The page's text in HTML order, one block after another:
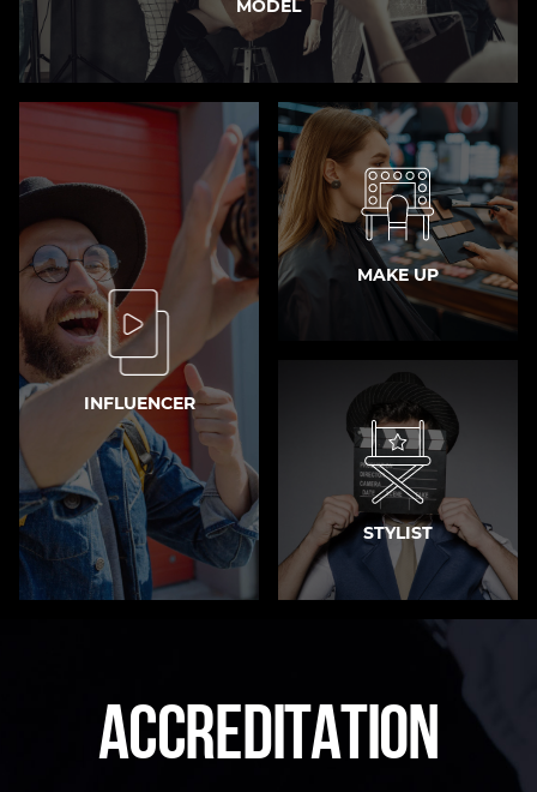
MODEL
INFLUENCER
MAKE UP
STYLIST
ACCREDITATION